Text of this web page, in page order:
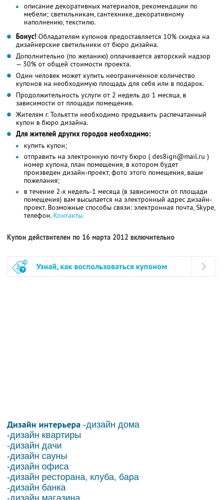
описание декоративных материалов, рекомендации по
мебели; светильникам, сантехнике, декоративному
наполнению, текстилю.
Бонус! Обладателям купонов предоставляется 10% скидка на
дизайнерские светильники от бюро дизайна.
Дополнительно (по желанию) оплачивается авторский надзор
— 30% от общей стоимости проекта.
Один человек может купить неограниченное количество
купонов на необходимую площадь для себя или в подарок.
Продолжительность услуги от 2 недель до 1 месяца, в
зависимости от площади помещения.
Жителям г. Тольятти необходимо предъявить распечатанный
купон в бюро дизайна.
Для жителей других городов необходимо:
купить купон;
отправить на электронную почту бюро ( des8ign@mail.ru )
номер купона, план помещения, в котором будет
произведен дизайн-проект, фото этого помещения, ваши
пожелания;
в течение 2-х недель-1 месяца (в зависимости от площади
помещения) вам высылается на электронный адрес дизайн-
проект. Возможные способы связи: электронная почта, Skype,
телефон.Контакты.
Купон действителен по 16 марта 2012 включительно
Узнай, как воспользоваться купоном
Дизайн интерьера -дизайн дома
-дизайн квартиры
-дизайн дачи
-дизайн сауны
-дизайн офиса
-дизайн ресторана, клуба, бара
-дизайн банка
-дизайн магазина